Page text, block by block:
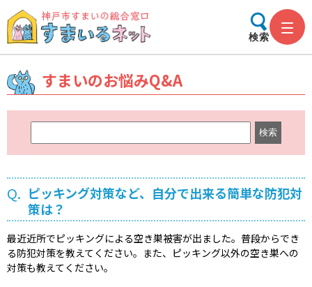
検索
すまいのお悩みQ&A
ー
ド
検
Q. ピッキング対策など、自分で出来る簡単な防犯対
策は？
最近近所でピッキングによる空き巣被害が出ました。普段からでき
る防犯対策を教えてください。また、ピッキング以外の空き巣への
対策も教えてください。